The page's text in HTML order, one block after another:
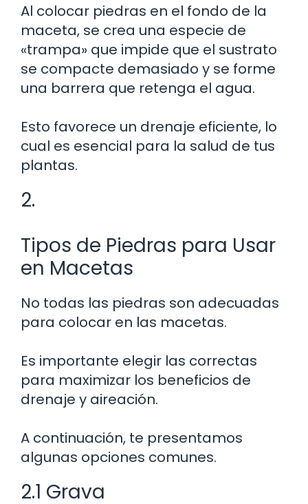
Al colocar piedras en el fondo de la
maceta, se crea una especie de
«trampa» que impide que el sustrato
se compacte demasiado y se forme
una barrera que retenga el agua.
Esto favorece un drenaje eficiente, lo
cual es esencial para la salud de tus
plantas.
2.
Tipos de Piedras para Usar
en Macetas
No todas las piedras son adecuadas
para colocar en las macetas.
Es importante elegir las correctas
para maximizar los beneficios de
drenaje y aireación.
A continuación, te presentamos
algunas opciones comunes.
2.1 Grava